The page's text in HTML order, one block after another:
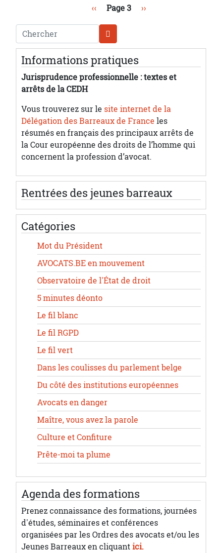
Page précédente
‹‹ Page 3 Page suivante
››
Chercher
Informations pratiques
Jurisprudence professionnelle : textes et
arrêts de la CEDH
Vous trouverez sur le site internet de la
Délégation des Barreaux de France les
résumés en français des principaux arrêts de
la Cour européenne des droits de l’homme qui
concernent la profession d’avocat.
Rentrées des jeunes barreaux
Catégories
Mot du Président
AVOCATS.BE en mouvement
Observatoire de l'État de droit
5 minutes déonto
Le fil blanc
Le fil RGPD
Le fil vert
Dans les coulisses du parlement belge
Du côté des institutions européennes
Avocats en danger
Maître, vous avez la parole
Culture et Confiture
Prête-moi ta plume
Agenda des formations
Prenez connaissance des formations, journées
d'études, séminaires et conférences
organisées par les Ordres des avocats et/ou les
Jeunes Barreaux en cliquantici.